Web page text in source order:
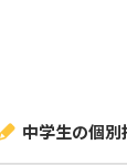
中学生の個別